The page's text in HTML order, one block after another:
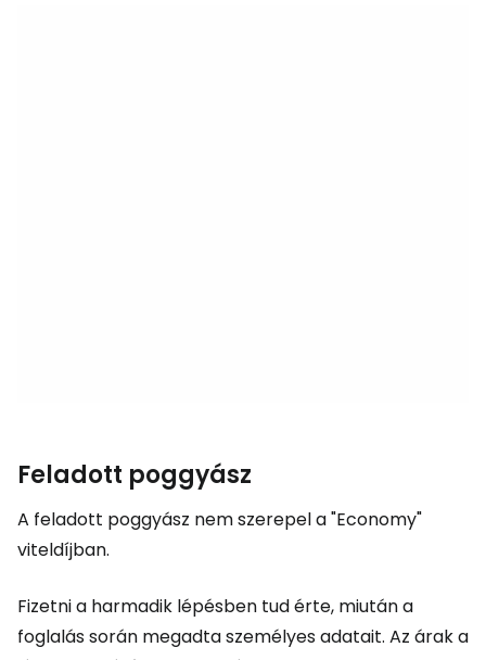
Feladott poggyász
A feladott poggyász nem szerepel a "Economy"
viteldíjban.
Fizetni a harmadik lépésben tud érte, miután a
foglalás során megadta személyes adatait. Az árak a